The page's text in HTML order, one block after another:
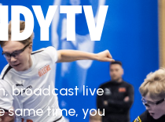
broadcast live
same time, you